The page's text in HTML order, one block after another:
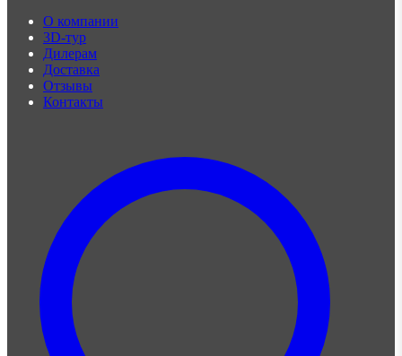
О компании
3D-тур
Дилерам
Доставка
Отзывы
Контакты